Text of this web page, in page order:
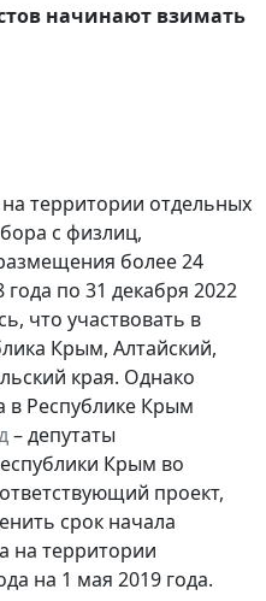
начинают взимать
территории отдельных
с физлиц,
более 24
по 31 декабря 2022
что участвовать в
Крым, Алтайский,
края. Однако
в Республике Крым
– депутаты
Крым во
проект,
срок начала
на территории
на 1 мая 2019 года.